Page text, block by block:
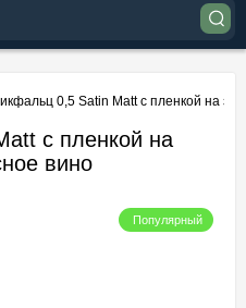
0,5 Satin Мatt с пленкой на
с пленкой на
вино
Популярный